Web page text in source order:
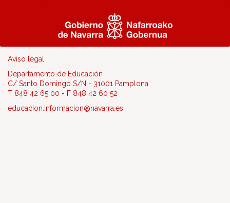
Aviso legal
Departamento de Educación
C/ Santo Domingo S/N - 31001 Pamplona
T 848 42 65 00 - F 848 42 60 52
educacion.informacion@navarra.es